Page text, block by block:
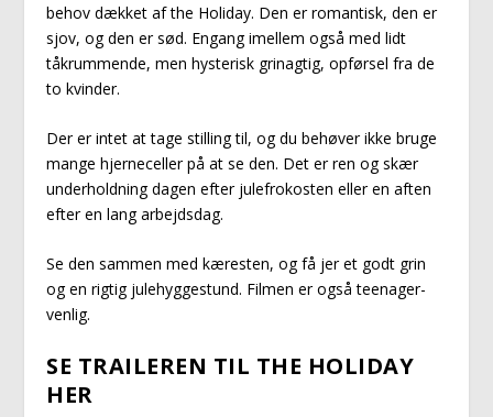
behov dækket af the Holiday. Den er romantisk, den er
sjov, og den er sød. Engang imellem også med lidt
tåkrummende, men hysterisk grinagtig, opførsel fra de
to kvinder.
Der er intet at tage stilling til, og du behøver ikke bruge
mange hjerneceller på at se den. Det er ren og skær
underholdning dagen efter julefrokosten eller en aften
efter en lang arbejdsdag.
Se den sammen med kæresten, og få jer et godt grin
og en rigtig julehyggestund. Filmen er også teenager-
venlig.
SE TRAILEREN TIL THE HOLIDAY
HER